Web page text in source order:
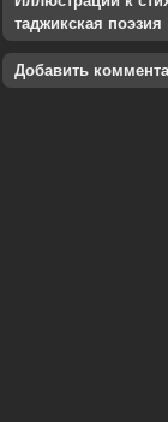
таджикская поэзия
Добавить